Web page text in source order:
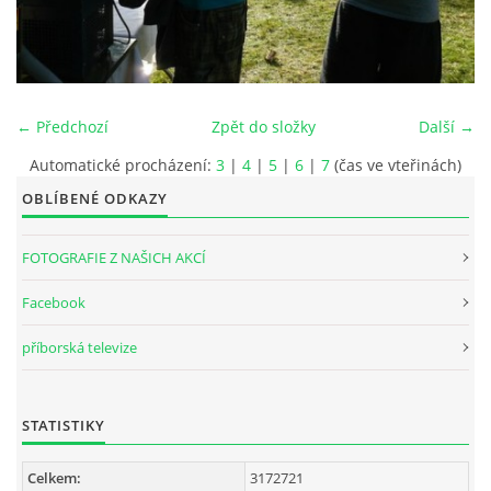
INTERNÍ SEKCE
← Předchozí Další →
Zpět do složky
Automatické procházení: 3 | 4 | 5 | 6 | 7 (čas ve vteřinách)
OBLÍBENÉ ODKAZY
FOTOGRAFIE Z NAŠICH AKCÍ
Facebook
příborská televize
STATISTIKY
Celkem: 3172721